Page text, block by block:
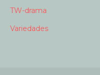
TW-drama
Variedades